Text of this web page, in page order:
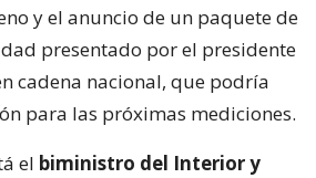
y el anuncio de un paquete de
presentado por el presidente
cadena nacional, que podría
para las próximas mediciones.
el biministro del Interior y